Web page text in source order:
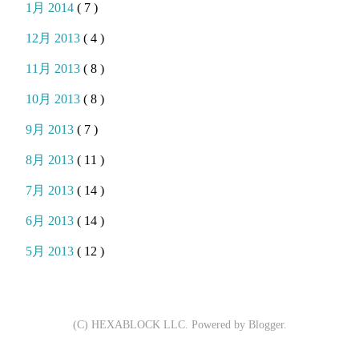
1月 2014( 7 )
12月 2013( 4 )
11月 2013( 8 )
10月 2013( 8 )
9月 2013( 7 )
8月 2013( 11 )
7月 2013( 14 )
6月 2013( 14 )
5月 2013( 12 )
(C) HEXABLOCK LLC. Powered by Blogger.